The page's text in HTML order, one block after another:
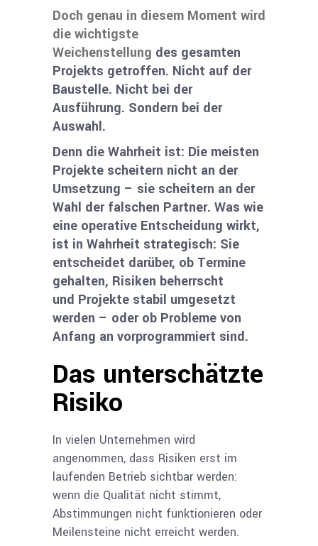
Doch genau in diesem Moment wird
die wichtigste
Weichenstellung des gesamten
Projekts getroffen. Nicht auf der
Baustelle. Nicht bei der
Ausführung. Sondern bei der
Auswahl.
Denn die Wahrheit ist: Die meisten
Projekte scheitern nicht an der
Umsetzung – sie scheitern an der
Wahl der falschen Partner. Was wie
eine operative Entscheidung wirkt,
ist in Wahrheit strategisch: Sie
entscheidet darüber, ob Termine
gehalten, Risiken beherrscht
und Projekte stabil umgesetzt
werden – oder ob Probleme von
Anfang an vorprogrammiert sind.
Das unterschätzte
Risiko
In vielen Unternehmen wird
angenommen, dass Risiken erst im
laufenden Betrieb sichtbar werden:
wenn die Qualität nicht stimmt,
Abstimmungen nicht funktionieren oder
Meilensteine nicht erreicht werden.